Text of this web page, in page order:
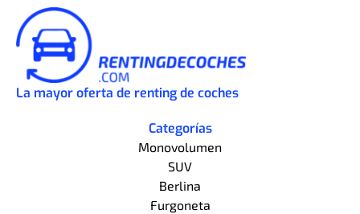
La mayor oferta de renting de coches
Categorías
Monovolumen
SUV
Berlina
Furgoneta